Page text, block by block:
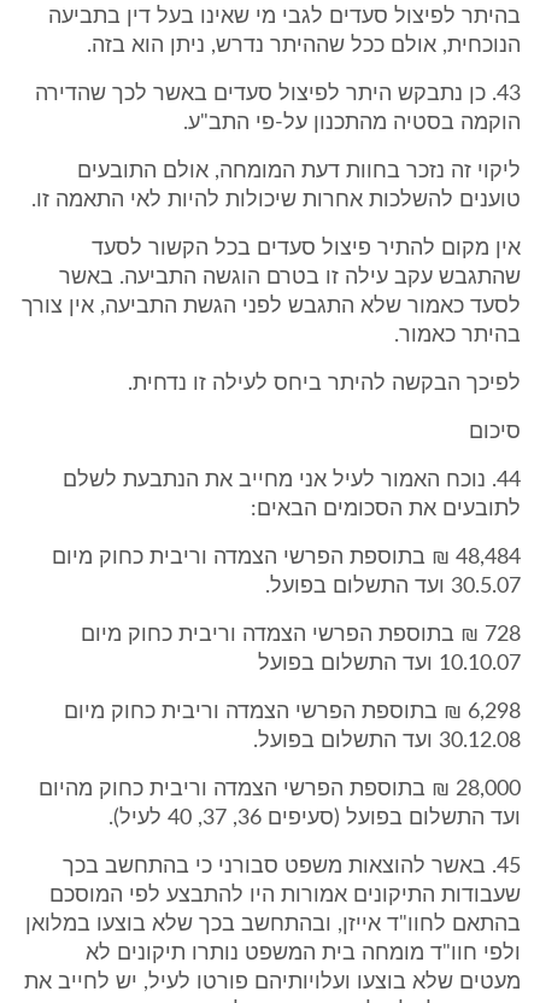
בהיתר לפיצול סעדים לגבי מי שאינו בעל דין בתביעה
הנוכחית, אולם ככל שההיתר נדרש, ניתן הוא בזה.
43. כן נתבקש היתר לפיצול סעדים באשר לכך שהדירה
הוקמה בסטיה מהתכנון על-פי התב"ע.
ליקוי זה נזכר בחוות דעת המומחה, אולם התובעים
טוענים להשלכות אחרות שיכולות להיות לאי התאמה זו.
אין מקום להתיר פיצול סעדים בכל הקשור לסעד
שהתגבש עקב עילה זו בטרם הוגשה התביעה. באשר
לסעד כאמור שלא התגבש לפני הגשת התביעה, אין צורך
בהיתר כאמור.
לפיכך הבקשה להיתר ביחס לעילה זו נדחית.
סיכום
44. נוכח האמור לעיל אני מחייב את הנתבעת לשלם
לתובעים את הסכומים הבאים:
48,484 ₪ בתוספת הפרשי הצמדה וריבית כחוק מיום
30.5.07 ועד התשלום בפועל.
728 ₪ בתוספת הפרשי הצמדה וריבית כחוק מיום
10.10.07 ועד התשלום בפועל
6,298 ₪ בתוספת הפרשי הצמדה וריבית כחוק מיום
30.12.08 ועד התשלום בפועל.
28,000 ₪ בתוספת הפרשי הצמדה וריבית כחוק מהיום
ועד התשלום בפועל (סעיפים 36, 37, 40 לעיל).
45. באשר להוצאות משפט סבורני כי בהתחשב בכך
שעבודות התיקונים אמורות היו להתבצע לפי המוסכם
בהתאם לחוו"ד אייזן, ובהתחשב בכך שלא בוצעו במלואן
ולפי חוו"ד מומחה בית המשפט נותרו תיקונים לא
מעטים שלא בוצעו ועלויותיהם פורטו לעיל, יש לחייב את